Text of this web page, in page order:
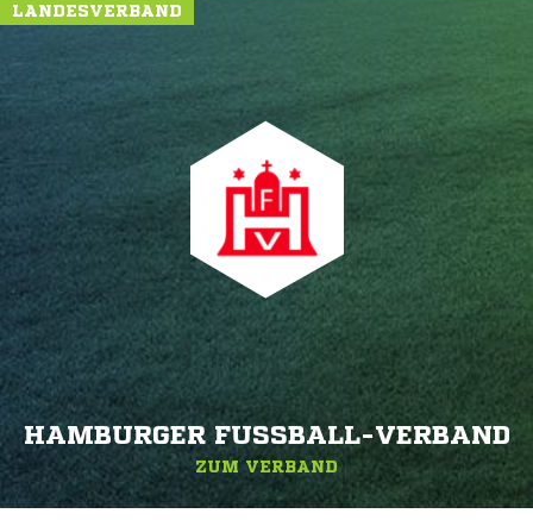
LANDESVERBAND
HAMBURGER FUSSBALL-VERBAND
ZUM VERBAND